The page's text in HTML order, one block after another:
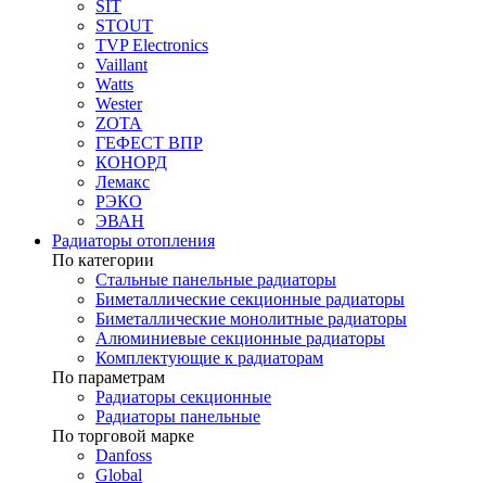
SIT
STOUT
TVP Electronics
Vaillant
Watts
Wester
ZOTA
ГЕФЕСТ ВПР
КОНОРД
Лемакс
РЭКО
ЭВАН
Радиаторы отопления
По категории
Стальные панельные радиаторы
Биметаллические секционные радиаторы
Биметаллические монолитные радиаторы
Алюминиевые секционные радиаторы
Комплектующие к радиаторам
По параметрам
Радиаторы секционные
Радиаторы панельные
По торговой марке
Danfoss
Global